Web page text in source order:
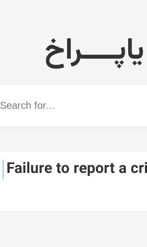
Word
Failure to report a